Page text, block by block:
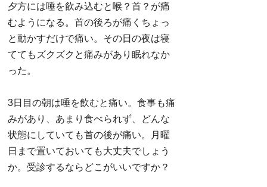
夕方には唾を飲み込むと喉？首？が痛
むようになる。首の後ろが痛くちょっ
と動かすだけで痛い。その日の夜は寝
ててもズクズクと痛みがあり眠れなか
った。
3日目の朝は唾を飲むと痛い。食事も痛
みがあり、あまり食べられず、どんな
状態にしていても首の後が痛い。月曜
日まで置いておいても大丈夫でしょう
か。受診するならどこがいいですか？